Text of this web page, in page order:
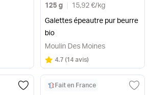
125 g 15,92 €/ kg
Galettes épeautre pur beurre
bio
Moulin Des Moines
Note
4.7 sur 5
(14 avis)
Fait en France